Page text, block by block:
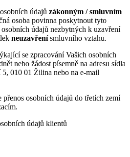
údajů zákonným / smluvním
osoba povinna poskytnout tyto
údajů nezbytných k uzavření
neuzavřenísmluvního vztahu.
se zpracování Vašich osobních
nebo žádost písemně na adresu sídla
010 01 Žilina nebo na e-mail
přenos osobních údajů do třetích zemí
údajů klientů